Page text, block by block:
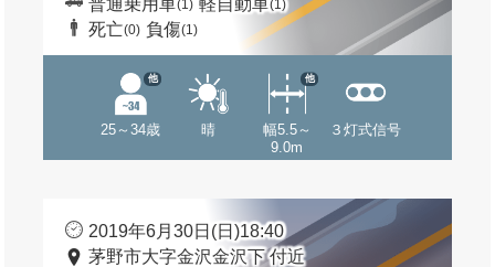
普通乗用車(1) 軽自動車(1)
死亡(0) 負傷(1)
25～34歳
他
晴
幅5.5～
9.0m
他
３灯式信号
2019年6月30日(日)18:40
茅野市大字金沢金沢下 付近